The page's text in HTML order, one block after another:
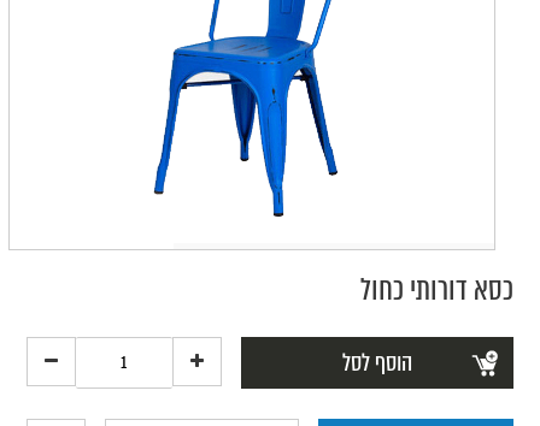
כסא דורותי כחול
הוסף לסל